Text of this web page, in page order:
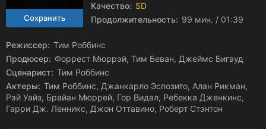
Качество: SD
Продолжительность: 99 мин. / 01:39
Режиссер: Тим Роббинс
Продюсер: Форрест Мюррэй, Тим Беван, Джеймс Бигвуд
Сценарист: Тим Роббинс
Актеры: Тим Роббинс, Джанкарло Эспозито, Алан Рикман,
Рэй Уайз, Брайан Мюррей, Гор Видал, Ребекка Дженкинс,
Гарри Дж. Ленникс, Джон Оттавино, Роберт Стэнтон